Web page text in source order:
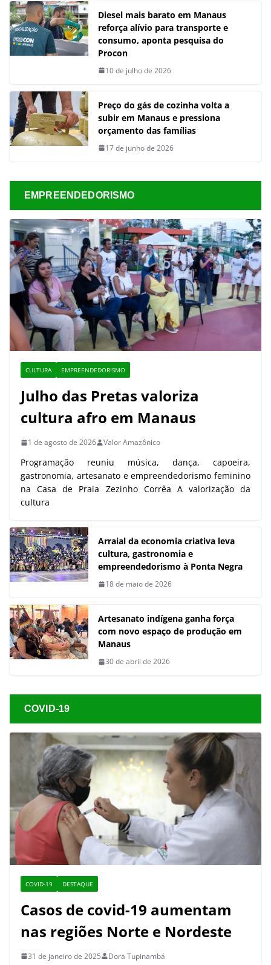
Diesel mais barato em Manaus
reforça alívio para transporte e
consumo, aponta pesquisa do
Procon
10 de julho de 2026
Preço do gás de cozinha volta a
subir em Manaus e pressiona
orçamento das famílias
17 de junho de 2026
EMPREENDEDORISMO
CULTURA EMPREENDEDORISMO
Julho das Pretas valoriza
cultura afro em Manaus
1 de agosto de 2026 Valor Amazônico
Programação reuniu música, dança, capoeira,
gastronomia, artesanato e empreendedorismo feminino
na Casa de Praia Zezinho Corrêa A valorização da
cultura
Arraial da economia criativa leva
cultura, gastronomia e
empreendedorismo à Ponta Negra
18 de maio de 2026
Artesanato indígena ganha força
com novo espaço de produção em
Manaus
30 de abril de 2026
COVID-19
COVID-19 DESTAQUE
Casos de covid-19 aumentam
nas regiões Norte e Nordeste
31 de janeiro de 2025 Dora Tupinambá